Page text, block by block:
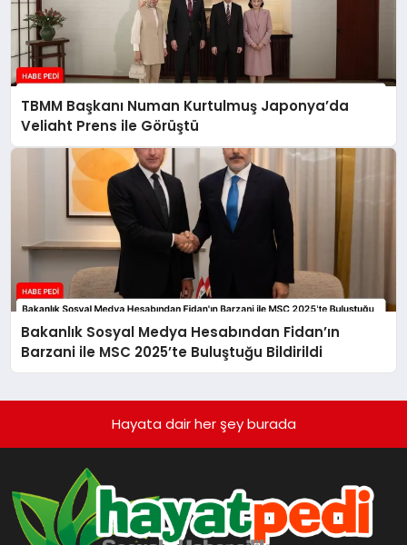
TBMM Başkanı Numan Kurtulmuş Japonya’da
Veliaht Prens ile Görüştü
Bakanlık Sosyal Medya Hesabından Fidan’ın
Barzani ile MSC 2025’te Buluştuğu Bildirildi
Hayata dair her şey burada